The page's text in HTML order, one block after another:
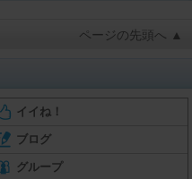
ページの先頭へ ▲
イイね！
ブログ
グループ